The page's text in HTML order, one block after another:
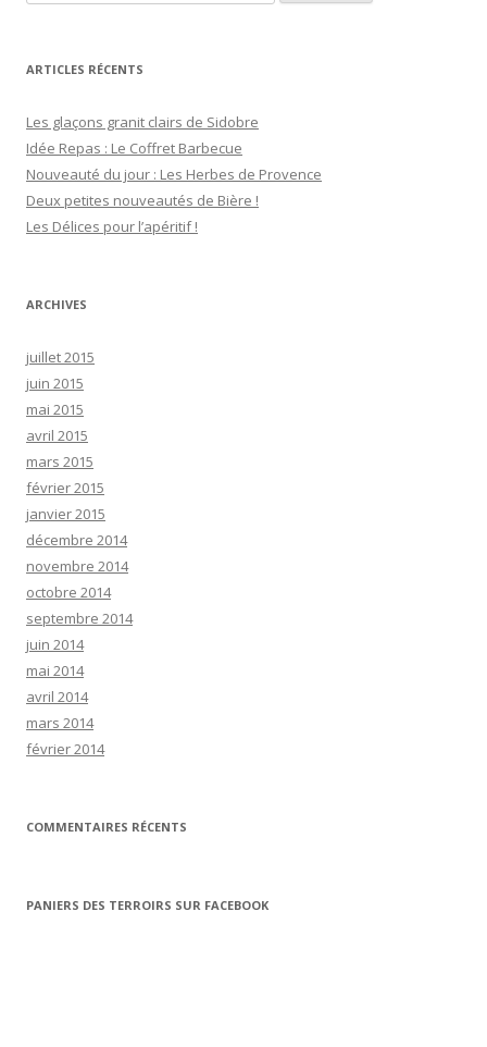
e
h
r
c
h
e
r
ARTICLES RÉCENTS
Les glaçons granit clairs de Sidobre
Idée Repas : Le Coffret Barbecue
Nouveauté du jour : Les Herbes de Provence
Deux petites nouveautés de Bière !
Les Délices pour l’apéritif !
ARCHIVES
juillet 2015
juin 2015
mai 2015
avril 2015
mars 2015
février 2015
janvier 2015
décembre 2014
novembre 2014
octobre 2014
septembre 2014
juin 2014
mai 2014
avril 2014
mars 2014
février 2014
COMMENTAIRES RÉCENTS
PANIERS DES TERROIRS SUR FACEBOOK